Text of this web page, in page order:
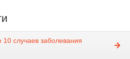
случаев заболевания